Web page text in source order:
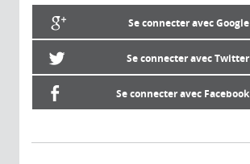
Se connecter avec Google
Se connecter avec Twitter
Se connecter avec Facebook